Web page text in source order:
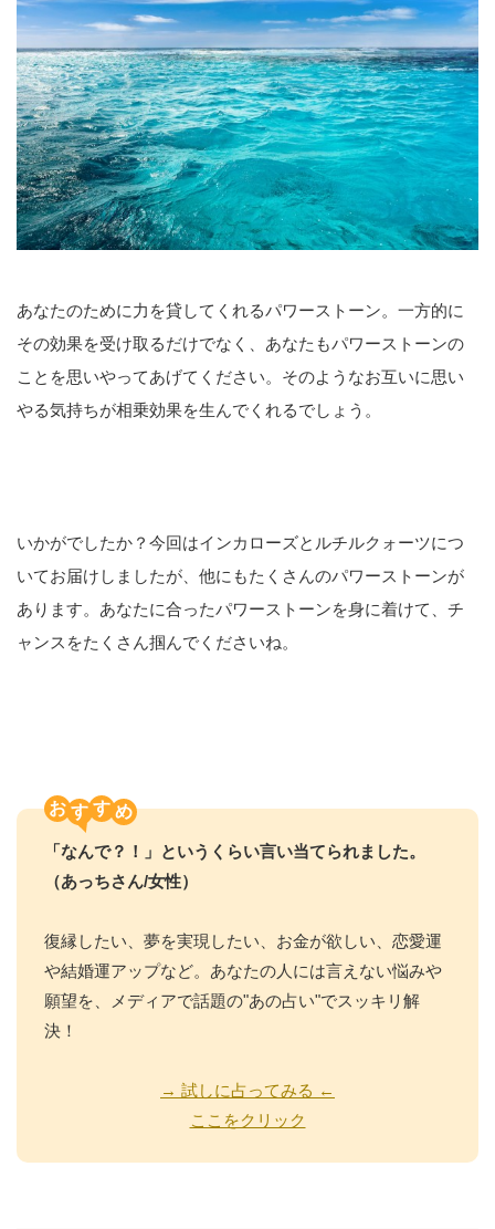
あなたのために力を貸してくれるパワーストーン。一方的に
その効果を受け取るだけでなく、あなたもパワーストーンの
ことを思いやってあげてください。そのようなお互いに思い
やる気持ちが相乗効果を生んでくれるでしょう。
いかがでしたか？今回はインカローズとルチルクォーツにつ
いてお届けしましたが、他にもたくさんのパワーストーンが
あります。あなたに合ったパワーストーンを身に着けて、チ
ャンスをたくさん掴んでくださいね。
お す
「なんで？！」というくらい言い当てられました。
（あっちさん/女性）
復縁したい、夢を実現したい、お金が欲しい、恋愛運
や結婚運アップなど。あなたの人には言えない悩みや
願望を、メディアで話題の"あの占い"でスッキリ解
決！
→ 試しに占ってみる ←
ここをクリック